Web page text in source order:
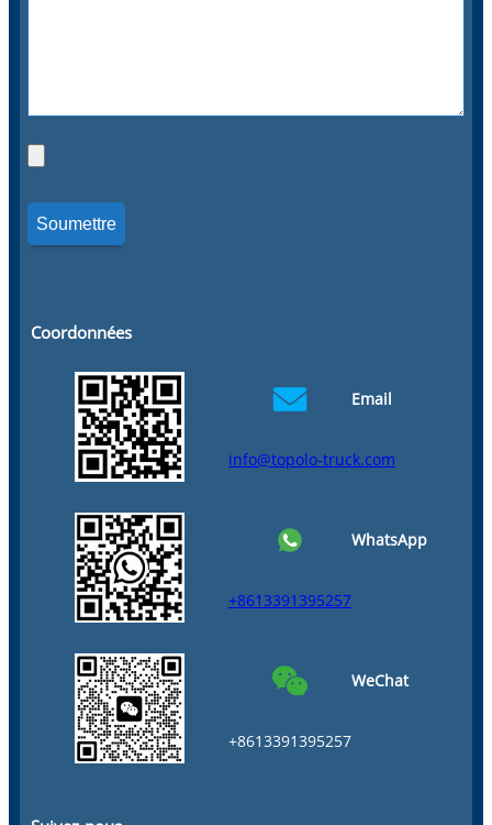
Coordonnées
Email
info@topolo-truck.com
WhatsApp
+8613391395257
WeChat
+8613391395257